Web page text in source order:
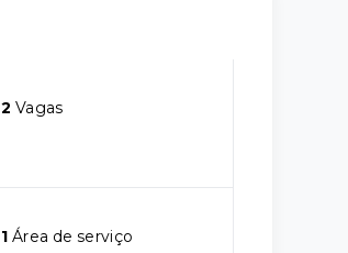
2 Vagas
1 Área de serviço